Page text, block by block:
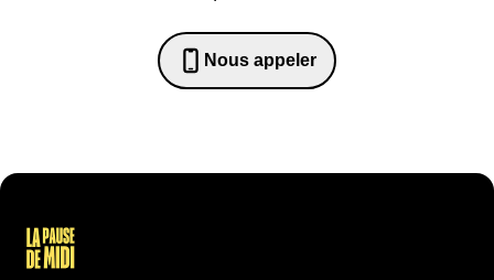
Nous appeler
0652698481